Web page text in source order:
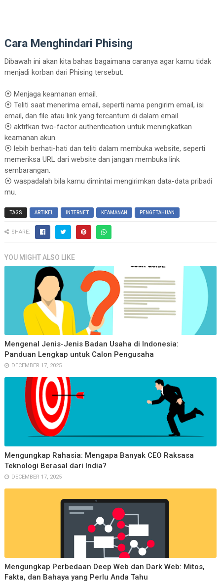
Cara Menghindari Phising
Dibawah ini akan kita bahas bagaimana caranya agar kamu tidak
menjadi korban dari Phising tersebut:
⦿ Menjaga keamanan email.
⦿ Teliti saat menerima email, seperti nama pengirim email, isi
email, dan file atau link yang tercantum di dalam email.
⦿ aktifkan two-factor authentication untuk meningkatkan
keamanan akun.
⦿ lebih berhati-hati dan teliti dalam membuka website, seperti
memeriksa URL dari website dan jangan membuka link
sembarangan.
⦿ waspadalah bila kamu dimintai mengirimkan data-data pribadi
mu.
TAGS ARTIKEL INTERNET KEAMANAN PENGETAHUAN
SHARE:
YOU MIGHT ALSO LIKE
Mengenal Jenis-Jenis Badan Usaha di Indonesia:
Panduan Lengkap untuk Calon Pengusaha
DECEMBER 17, 2025
Mengungkap Rahasia: Mengapa Banyak CEO Raksasa
Teknologi Berasal dari India?
DECEMBER 17, 2025
Mengungkap Perbedaan Deep Web dan Dark Web: Mitos,
Fakta, dan Bahaya yang Perlu Anda Tahu